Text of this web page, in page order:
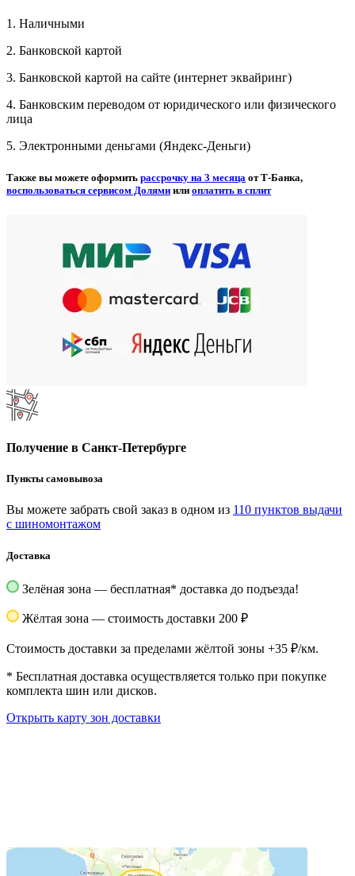
1. Наличными
2. Банковской картой
3. Банковской картой на сайте (интернет эквайринг)
4. Банковским переводом от юридического или физического
лица
5. Электронными деньгами (Яндекс-Деньги)
Также вы можете оформить рассрочку на 3 месяца от Т-Банка,
воспользоваться сервисом Долями или оплатить в сплит
Получение в Санкт-Петербурге
Пункты самовывоза
Вы можете забрать свой заказ в одном из 110 пунктов выдачи
с шиномонтажом
Доставка
Зелёная зона — бесплатная* доставка до подъезда!
Жёлтая зона — стоимость доставки 200 ₽
Стоимость доставки за пределами жёлтой зоны +35 ₽/км.
* Бесплатная доставка осуществляется только при покупке
комплекта шин или дисков.
Открыть карту зон доставки